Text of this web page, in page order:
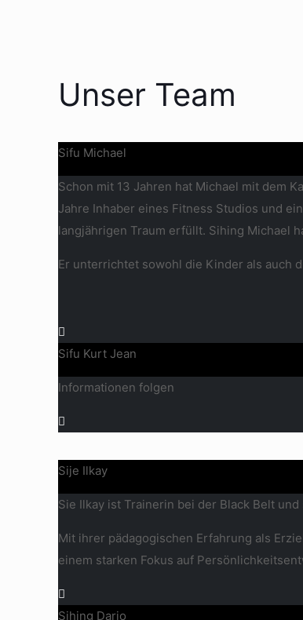
Unser Team
Sifu Michael
Schon mit 13 Jahren hat Michael mit dem
Jahre Inhaber eines Fitness Studios und
langjährigen Traum erfüllt. Sihing Michael
Er unterrichtet sowohl die Kinder als auch
Sifu Kurt Jean
Informationen folgen
Sije Ilkay
Sie Ilkay ist Trainerin bei der Black Belt
Mit ihrer pädagogischen Erfahrung als
einem starken Fokus auf
Sihing Dario